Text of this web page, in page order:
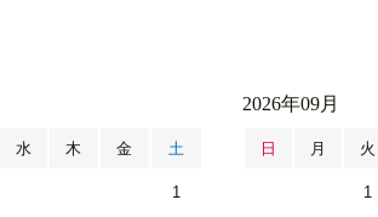
水 木 金 土
1
2026年09月
日 月 火
1